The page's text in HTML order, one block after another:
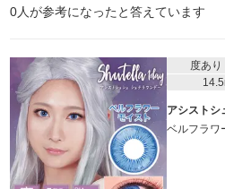
0人が参考になったと答えています
度あり
アシストシ
ベルフラワ